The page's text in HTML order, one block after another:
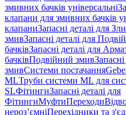
змивних бачків універсальні
клапани для змивних бачків
клапаниЗапасні деталі для
змивЗапасні деталі для
бачкiвЗапасні деталі для
бачкiвПодвійний змив
змивСистеми постачання
MLТруби системи ML для
SLФітингиЗапасні деталі для
ФітингиМуфтиПереходи
нероз’ємніПерехідники та